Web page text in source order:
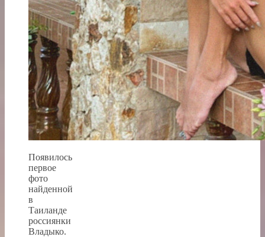
Появилось
первое
фото
найденной
в
Таиланде
россиянки
Владыко.